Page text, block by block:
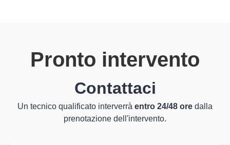
Pronto intervento
Contattaci
Un tecnico qualificato interverrà entro 24/48 ore dalla
prenotazione dell'intervento.